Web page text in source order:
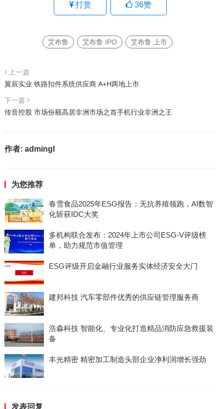
打赏 36赞
艾布鲁 艾布鲁 IPO 艾布鲁 上市
上一篇
翼辰实业 铁路扣件系统供应商 A+H两地上市
下一篇
传音控股 市场份额高居非洲市场之首手机行业非洲之王
作者: admingl
为您推荐
春雪食品2025年ESG报告：无抗养殖领跑，AI数智
化斩获IDC大奖
多机构联合发布：2024年上市公司ESG-V评级榜
单，助力规范市值管理
ESG评级开启金融行业服务实体经济安全大门
建邦科技 汽车零部件优秀的供应链管理服务商
浩淼科技 智能化、专业化打造精品消防应急救援装
备
丰光精密 精密加工制造头部企业净利润增长强劲
发表回复